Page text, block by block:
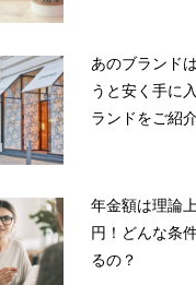
あのブランド
うと安く手に
ランドをご紹
年金額は理論
円！どんな条
るの？